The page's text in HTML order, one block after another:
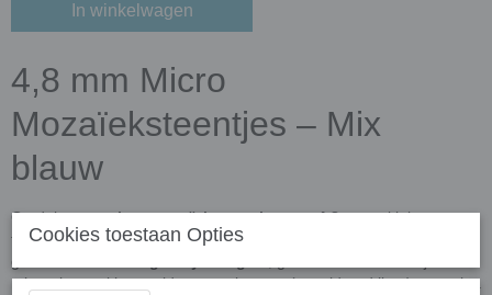
In winkelwagen
4,8 mm Micro
Mozaïeksteentjes – Mix
blauw
Ontdek onzemicro mozaïeksteentjes van 4,8 mm– klein van
formaat, groots in detail. Deze hoogwaardige mozaïektegeltjes zijn
gemaakt van
mineralen en kleur-oxidaten zoals roest (geoxideerd ijzer) en patina
Cookies toestaan Opties